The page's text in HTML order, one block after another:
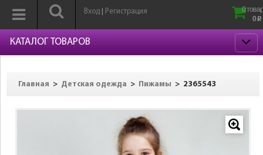
Вход Регистрация
0
0 p
КАТАЛОГ ТОВАРОВ
Главная > Детская одежда > Пижамы > 2365543